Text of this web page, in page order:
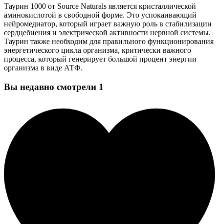
Таурин 1000 от Source Naturals является кристаллической
аминокислотой в свободной форме. Это успокаивающий
нейромедиатор, который играет важную роль в стабилизации
сердцебиения и электрической активности нервной системы.
Таурин также необходим для правильного функционирования
энергетического цикла организма, критически важного
процесса, который генерирует большой процент энергии
организма в виде АТФ.
Вы недавно смотрели 1